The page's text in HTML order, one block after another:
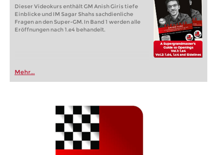
Dieser Videokurs enthält GM Anish Giris tiefe
Einblicke und IM Sagar Shahs sachdienliche
Fragen an den Super-GM. In Band 1 werden alle
Eröffnungen nach 1.e4 behandelt.
Mehr...